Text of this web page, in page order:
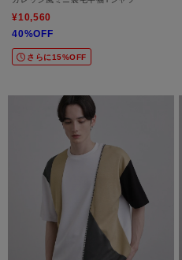
¥10,560
40%OFF
さらに15%OFF